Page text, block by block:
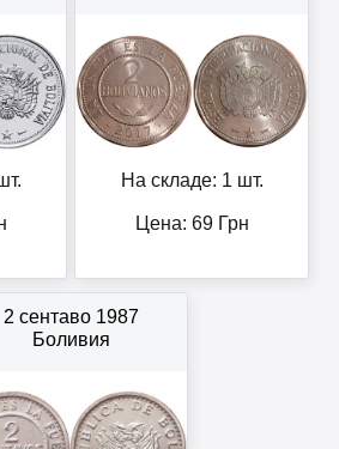
На складе: 1 шт.
Цена: 69Грн
2 сентаво 1987
Боливия